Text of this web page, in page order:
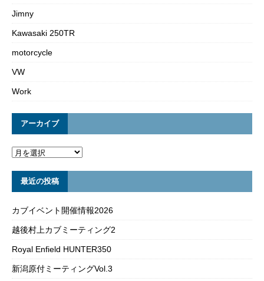
Jimny
Kawasaki 250TR
motorcycle
VW
Work
アーカイブ
最近の投稿
カブイベント開催情報2026
越後村上カブミーティング2
Royal Enfield HUNTER350
新潟原付ミーティングVol.3